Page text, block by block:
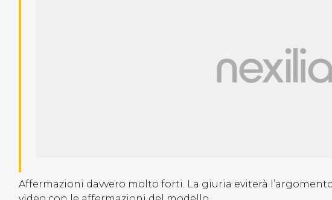
Affermazioni davvero molto forti. La giuria eviterà